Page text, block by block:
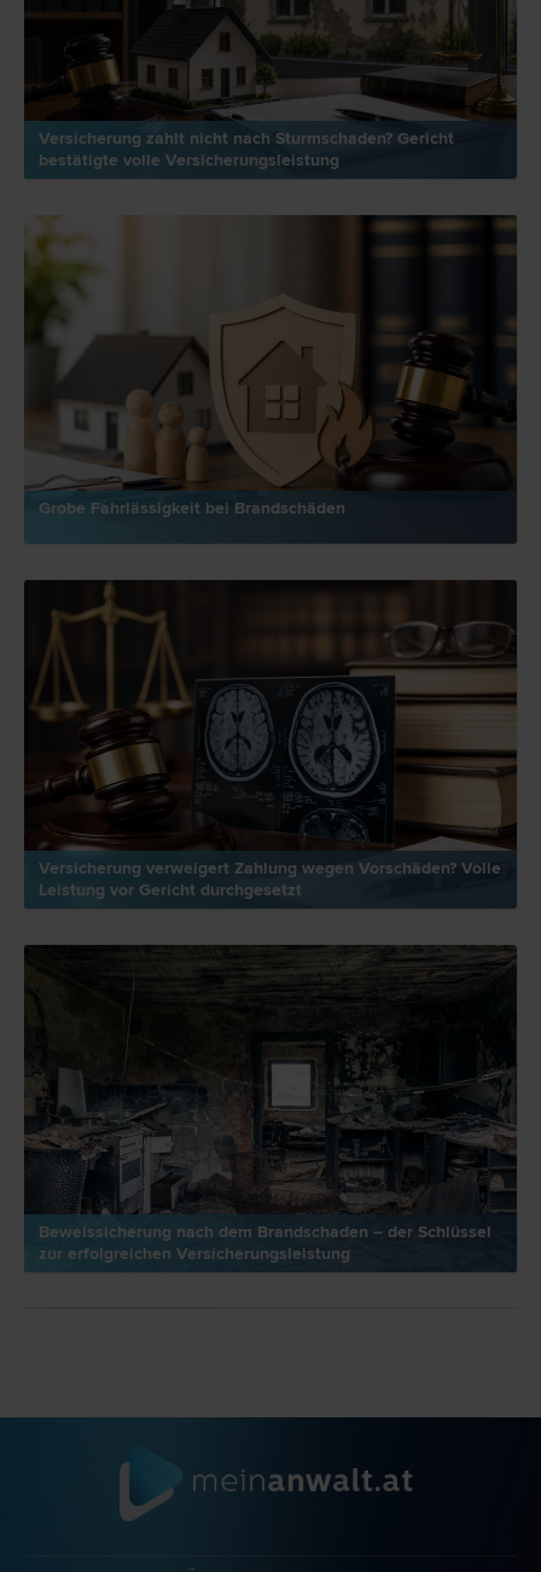
Versicherung zahlt nicht nach Sturmschaden? Gericht
bestätigte volle Versicherungsleistung
Grobe Fahrlässigkeit bei Brandschäden
Versicherung verweigert Zahlung wegen Vorschäden? Volle
Leistung vor Gericht durchgesetzt
Beweissicherung nach dem Brandschaden – der Schlüssel
zur erfolgreichen Versicherungsleistung